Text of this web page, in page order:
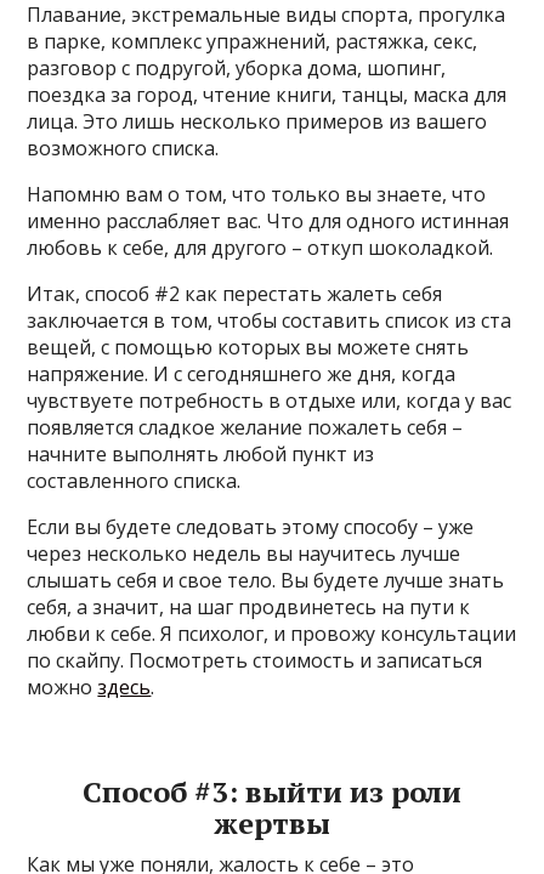
Плавание, экстремальные виды спорта, прогулка
в парке, комплекс упражнений, растяжка, секс,
разговор с подругой, уборка дома, шопинг,
поездка за город, чтение книги, танцы, маска для
лица. Это лишь несколько примеров из вашего
возможного списка.
Напомню вам о том, что только вы знаете, что
именно расслабляет вас. Что для одного истинная
любовь к себе, для другого – откуп шоколадкой.
Итак, способ #2 как перестать жалеть себя
заключается в том, чтобы составить список из ста
вещей, с помощью которых вы можете снять
напряжение. И с сегодняшнего же дня, когда
чувствуете потребность в отдыхе или, когда у вас
появляется сладкое желание пожалеть себя –
начните выполнять любой пункт из
составленного списка.
Если вы будете следовать этому способу – уже
через несколько недель вы научитесь лучше
слышать себя и свое тело. Вы будете лучше знать
себя, а значит, на шаг продвинетесь на пути к
любви к себе. Я психолог, и провожу консультации
по скайпу. Посмотреть стоимость и записаться
можноздесь.
Способ #3: выйти из роли
жертвы
Как мы уже поняли, жалость к себе – это